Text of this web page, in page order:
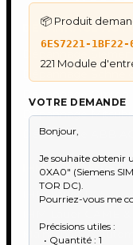
📦 Produit
6ES7221-1BF22-
221 Module
VOTRE DEMANDE
DÉPANNAGE
Dépannage
Dépannage
Dépannage ABB
IHM & PUPITRES
IHM Lauer PCS —
Maintenance